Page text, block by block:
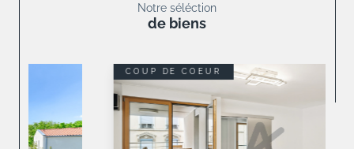
Notre séléction
de biens
COUP DE COEUR